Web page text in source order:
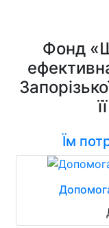
Фонд
Їм